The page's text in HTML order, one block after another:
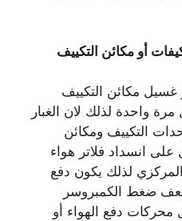
أو مكائن التكييف
مكائن التكييف
واحدة لذلك لان الغبار
التكييف ومكائن
على انسداد فلاتر هواء
لذلك يكون دفع
ضغط الكمبروسر
دفع الهواء أو